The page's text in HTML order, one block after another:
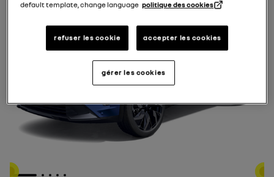
default template, change language politique des cookies
refuser les cookie accepter les cookies
gérer les cookies